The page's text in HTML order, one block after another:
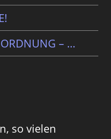
– …
so vielen